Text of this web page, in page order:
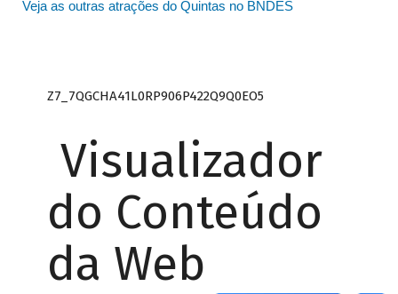
Veja as outras atrações do Quintas no BNDES
Z7_7QGCHA41L0RP906P422Q9Q0EO5
Visualizador
do Conteúdo
da Web